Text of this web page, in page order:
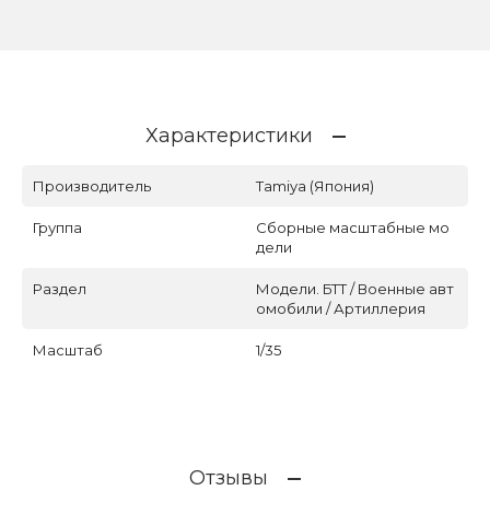
Характеристики
Производитель Tamiya (Япония)
Группа
Сборные масштабные мо
дели
Раздел
Модели. БТТ / Военные авт
омобили / Артиллерия
Масштаб 1/35
Отзывы